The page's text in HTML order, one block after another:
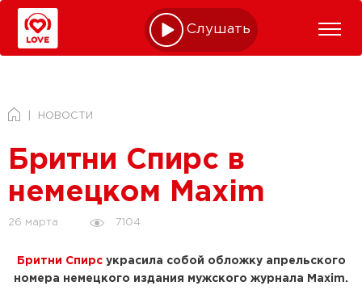
Слушать online
НОВОСТИ
Бритни Спирс в
немецком Maxim
26 марта 7104
Бритни Спирсукрасила собой обложку апрельского
номера немецкого издания мужского журнала Maxim.